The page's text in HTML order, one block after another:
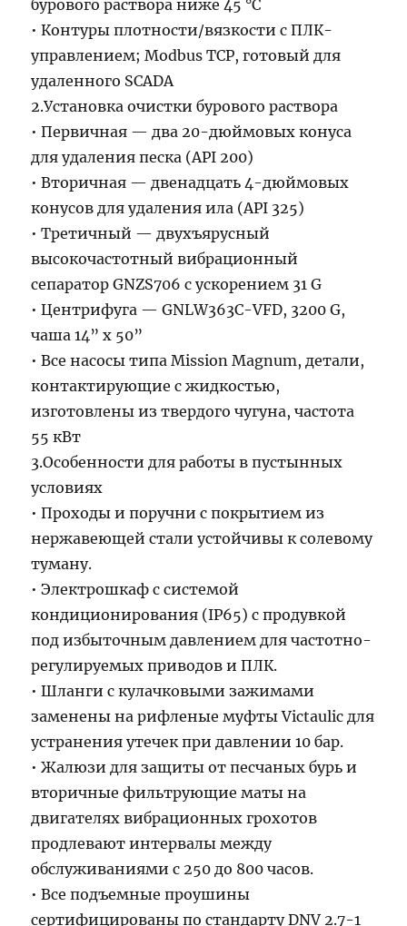
бурового раствора ниже 45 °C
• Контуры плотности/вязкости с ПЛК-
управлением; Modbus TCP, готовый для
удаленного SCADA
2.Установка очистки бурового раствора
• Первичная — два 20-дюймовых конуса
для удаления песка (API 200)
• Вторичная — двенадцать 4-дюймовых
конусов для удаления ила (API 325)
• Третичный — двухъярусный
высокочастотный вибрационный
сепаратор GNZS706 с ускорением 31 G
• Центрифуга — GNLW363C-VFD, 3200 G,
чаша 14” x 50”
• Все насосы типа Mission Magnum, детали,
контактирующие с жидкостью,
изготовлены из твердого чугуна, частота
55 кВт
3.Особенности для работы в пустынных
условиях
• Проходы и поручни с покрытием из
нержавеющей стали устойчивы к солевому
туману.
• Электрошкаф с системой
кондиционирования (IP65) с продувкой
под избыточным давлением для частотно-
регулируемых приводов и ПЛК.
• Шланги с кулачковыми зажимами
заменены на рифленые муфты Victaulic для
устранения утечек при давлении 10 бар.
• Жалюзи для защиты от песчаных бурь и
вторичные фильтрующие маты на
двигателях вибрационных грохотов
продлевают интервалы между
обслуживаниями с 250 до 800 часов.
• Все подъемные проушины
сертифицированы по стандарту DNV 2.7-1